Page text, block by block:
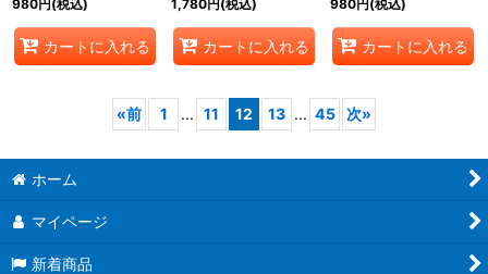
980円(税込)
カートに入れる
{ST07-008}
1,780円(税込)
カートに入れる
980円(税込)
カートに入れる
«前 1 ... 11 12 13 ... 45 次»
ホーム
マイページ
新着商品